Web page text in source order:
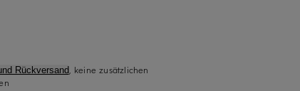
Rückversand, keine zusätzlichen